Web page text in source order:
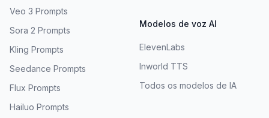
Veo 3 Prompts
Sora 2 Prompts
Kling Prompts
Seedance Prompts
Flux Prompts
Hailuo Prompts
Modelos de voz AI
ElevenLabs
Inworld TTS
Todos os modelos de IA